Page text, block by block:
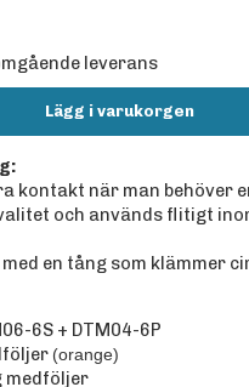
leverans
Lägg i varukorgen
kontakt när man behöver
och används flitigt
en tång som klämmer
6S + DTM04-6P
(orange)
medföljer